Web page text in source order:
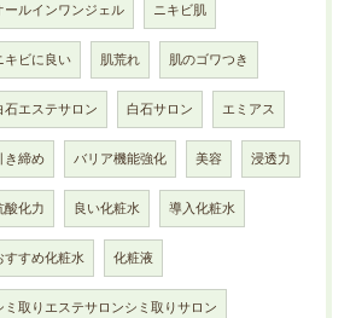
ールインワンジェル ニキビ肌
キビに良い 肌荒れ 肌のゴワつき
石エステサロン 白石サロン エミアス
き締め バリア機能強化 美容 浸透力
酸化力 良い化粧水 導入化粧水
すすめ化粧水 化粧液
ミ取りエステサロンシミ取りサロン